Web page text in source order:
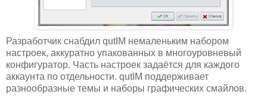
Разработчик снабдил qutIM немаленьким набором
настроек, аккуратно упакованных в многоуровневый
конфигуратор. Часть настроек задаётся для каждого
аккаунта по отдельности. qutIM поддерживает
разнообразные темы и наборы графических смайлов.